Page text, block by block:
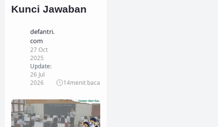
Kunci Jawaban
defantri.
com
27 Oct
2025
Update:
26 Jul
2026
14menit baca